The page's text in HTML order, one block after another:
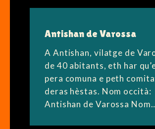
Antishan de Varossa
A Antishan, vilatge de
de 40 abitants, eth har
pera comuna e peth
deras hèstas. Nom occità:
Antishan de Varossa